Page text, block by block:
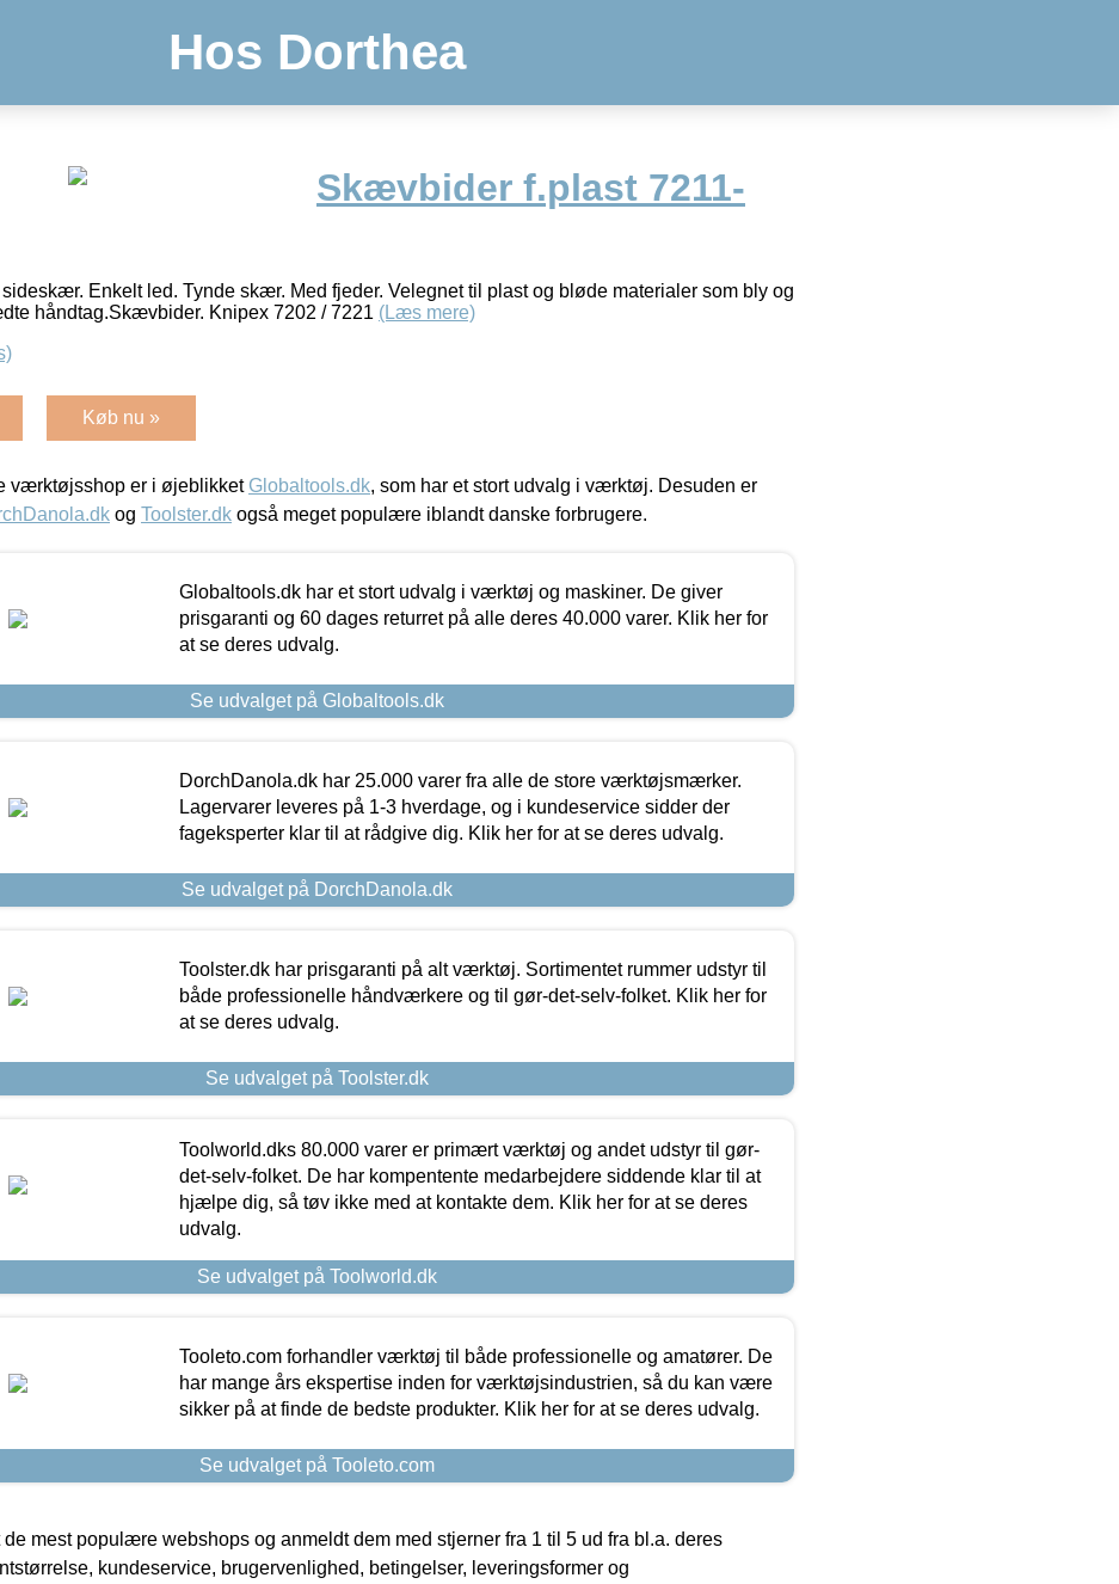
Hos Dorthea
Skævbider f.plast 7211-
Enkelt led. Tynde skær. Med fjeder. Velegnet til plast og bløde materialer som bly og
håndtag.Skævbider. Knipex 7202 / 7221 (Læs mere)
Køb nu »
værktøjsshop er i øjeblikket Globaltools.dk, som har et stort udvalg i værktøj. Desuden er
og Toolster.dk også meget populære iblandt danske forbrugere.
Globaltools.dk har et stort udvalg i værktøj og maskiner. De giver
prisgaranti og 60 dages returret på alle deres 40.000 varer. Klik her for
at se deres udvalg.
Se udvalget på Globaltools.dk
DorchDanola.dk har 25.000 varer fra alle de store værktøjsmærker.
Lagervarer leveres på 1-3 hverdage, og i kundeservice sidder der
fageksperter klar til at rådgive dig. Klik her for at se deres udvalg.
Se udvalget på DorchDanola.dk
Toolster.dk har prisgaranti på alt værktøj. Sortimentet rummer udstyr til
både professionelle håndværkere og til gør-det-selv-folket. Klik her for
at se deres udvalg.
Se udvalget på Toolster.dk
Toolworld.dks 80.000 varer er primært værktøj og andet udstyr til gør-
det-selv-folket. De har kompentente medarbejdere siddende klar til at
hjælpe dig, så tøv ikke med at kontakte dem. Klik her for at se deres
udvalg.
Se udvalget på Toolworld.dk
Tooleto.com forhandler værktøj til både professionelle og amatører. De
har mange års ekspertise inden for værktøjsindustrien, så du kan være
sikker på at finde de bedste produkter. Klik her for at se deres udvalg.
Se udvalget på Tooleto.com
mest populære webshops og anmeldt dem med stjerner fra 1 til 5 ud fra bl.a. deres
kundeservice, brugervenlighed, betingelser, leveringsformer og